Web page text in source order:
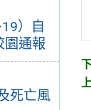
）自
園通報
死亡風